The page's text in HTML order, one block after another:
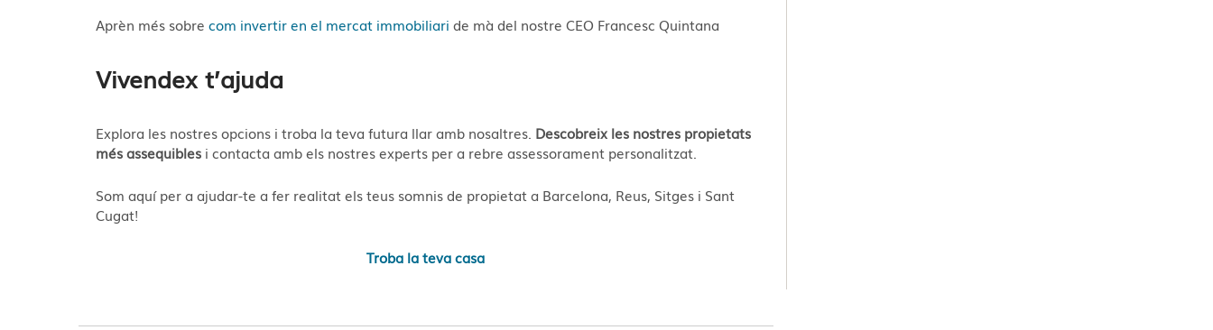
Aprèn més sobrecom invertir en el mercat immobiliari de mà del nostre CEO Francesc Quintana
Vivendex t’ajuda
Explora les nostres opcions i troba la teva futura llar amb nosaltres. Descobreix les nostres propietats
més assequibles i contacta amb els nostres experts per a rebre assessorament personalitzat.
Som aquí per a ajudar-te a fer realitat els teus somnis de propietat a Barcelona, Reus, Sitges i Sant
Cugat!
Troba la teva casa